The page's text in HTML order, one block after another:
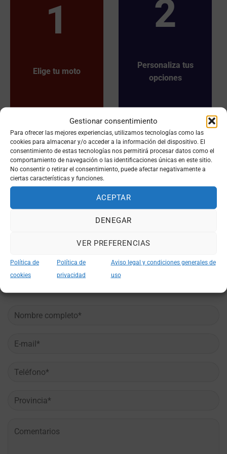
Gestionar consentimiento
Para ofrecer las mejores experiencias, utilizamos tecnologías como las
cookies para almacenar y/o acceder a la información del dispositivo. El
consentimiento de estas tecnologías nos permitirá procesar datos como el
comportamiento de navegación o las identificaciones únicas en este sitio.
No consentir o retirar el consentimiento, puede afectar negativamente a
ciertas características y funciones.
ACEPTAR
DENEGAR
VER PREFERENCIAS
Política de
cookies
Política de
privacidad
Aviso legal y condiciones generales de
uso
1
Elige tu moto
2
Personaliza tus
opciones
3
Elige tu tienda
4
Recoge tu moto